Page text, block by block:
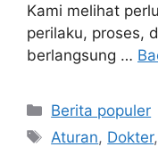
Kami melihat
perilaku, proses,
berlangsung …
Kategori
Berita populer
Tag
Aturan, Dokter,